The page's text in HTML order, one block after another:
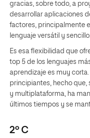
gracias, sobre todo, a
desarrollar aplicaciones
factores, principalmente
lenguaje versátil y sencillo.
Es esa flexibilidad que
top 5 de los lenguajes
aprendizaje es muy
principiantes, hecho
y multiplataforma, ha
últimos tiempos y se
2º C